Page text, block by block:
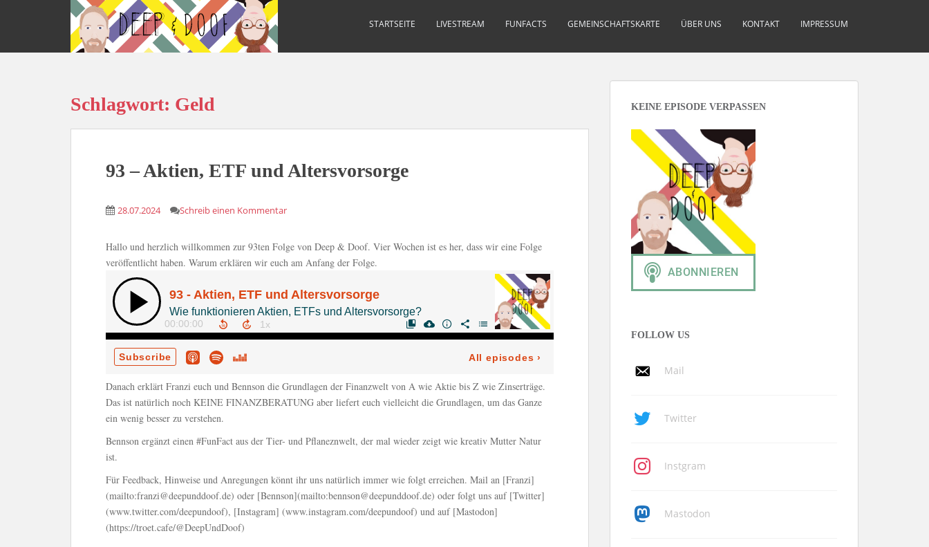
p
STARTSEITE LIVESTREAM FUNFACTS GEMEINSCHAFTSKARTE ÜBER UNS KONTAKT IMPRESSUM
Schlagwort: Geld
93 – Aktien, ETF und Altersvorsorge
28.07.2024 Schreib einen Kommentar
Hallo und herzlich willkommen zur 93ten Folge von Deep & Doof. Vier Wochen ist es her, dass wir eine Folge
veröffentlicht haben. Warum erklären wir euch am Anfang der Folge.
Danach erklärt Franzi euch und Bennson die Grundlagen der Finanzwelt von A wie Aktie bis Z wie Zinserträge.
Das ist natürlich noch KEINE FINANZBERATUNG aber liefert euch vielleicht die Grundlagen, um das Ganze
ein wenig besser zu verstehen.
Bennson ergänzt einen #FunFact aus der Tier- und Pflaneznwelt, der mal wieder zeigt wie kreativ Mutter Natur
ist.
Für Feedback, Hinweise und Anregungen könnt ihr uns natürlich immer wie folgt erreichen. Mail an [Franzi]
(mailto:franzi@deepunddoof.de) oder [Bennson](mailto:bennson@deepunddoof.de) oder folgt uns auf [Twitter]
(www.twitter.com/deepundoof), [Instagram] (www.instagram.com/deepundoof) und auf [Mastodon]
(https://troet.cafe/@DeepUndDoof)
KEINE EPISODE VERPASSEN
FOLLOW US
Mail
Twitter
Instgram
Mastodon